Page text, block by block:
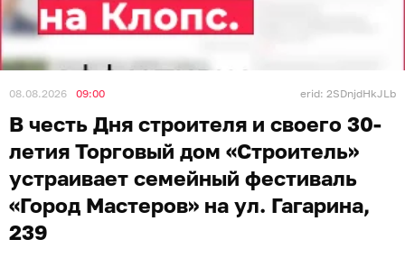
08.08.2026 09:00 erid: 2SDnjdHkJLb
В честь Дня строителя и своего 30-
летия Торговый дом «Строитель»
устраивает семейный фестиваль
«Город Мастеров» на ул. Гагарина,
239